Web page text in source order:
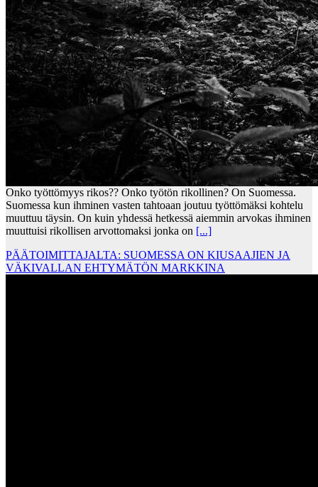
Onko työttömyys rikos?? Onko työtön rikollinen? On Suomessa.
Suomessa kun ihminen vasten tahtoaan joutuu työttömäksi kohtelu
muuttuu täysin. On kuin yhdessä hetkessä aiemmin arvokas ihminen
muuttuisi rikollisen arvottomaksi jonka on [...]
PÄÄTOIMITTAJALTA: SUOMESSA ON KIUSAAJIEN JA
VÄKIVALLAN EHTYMÄTÖN MARKKINA